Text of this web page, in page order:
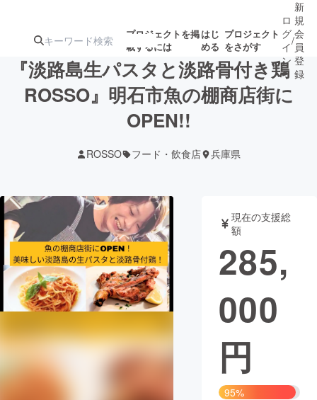
プロジェクトを掲
載するには
はじ
める
プロジェクト
をさがす
注目の新着プロ募集終了が近いプ
テクノロジー・ガジェット
映像・映画 書籍・雑誌
ビジネス・起業 チャレンジ
まちづくり・地域活性化
CAMPFIRE for Social Good
CAMPFIRE Creation
ロ
グ
イ
ン
/
新
規
会
員
登
録
『淡路島生パスタと淡路骨付き鶏
ROSSO』明石市魚の棚商店街に
OPEN!!
ROSSO フード・飲食店 兵庫県
現在の支援総
額
285,
000
円
95%